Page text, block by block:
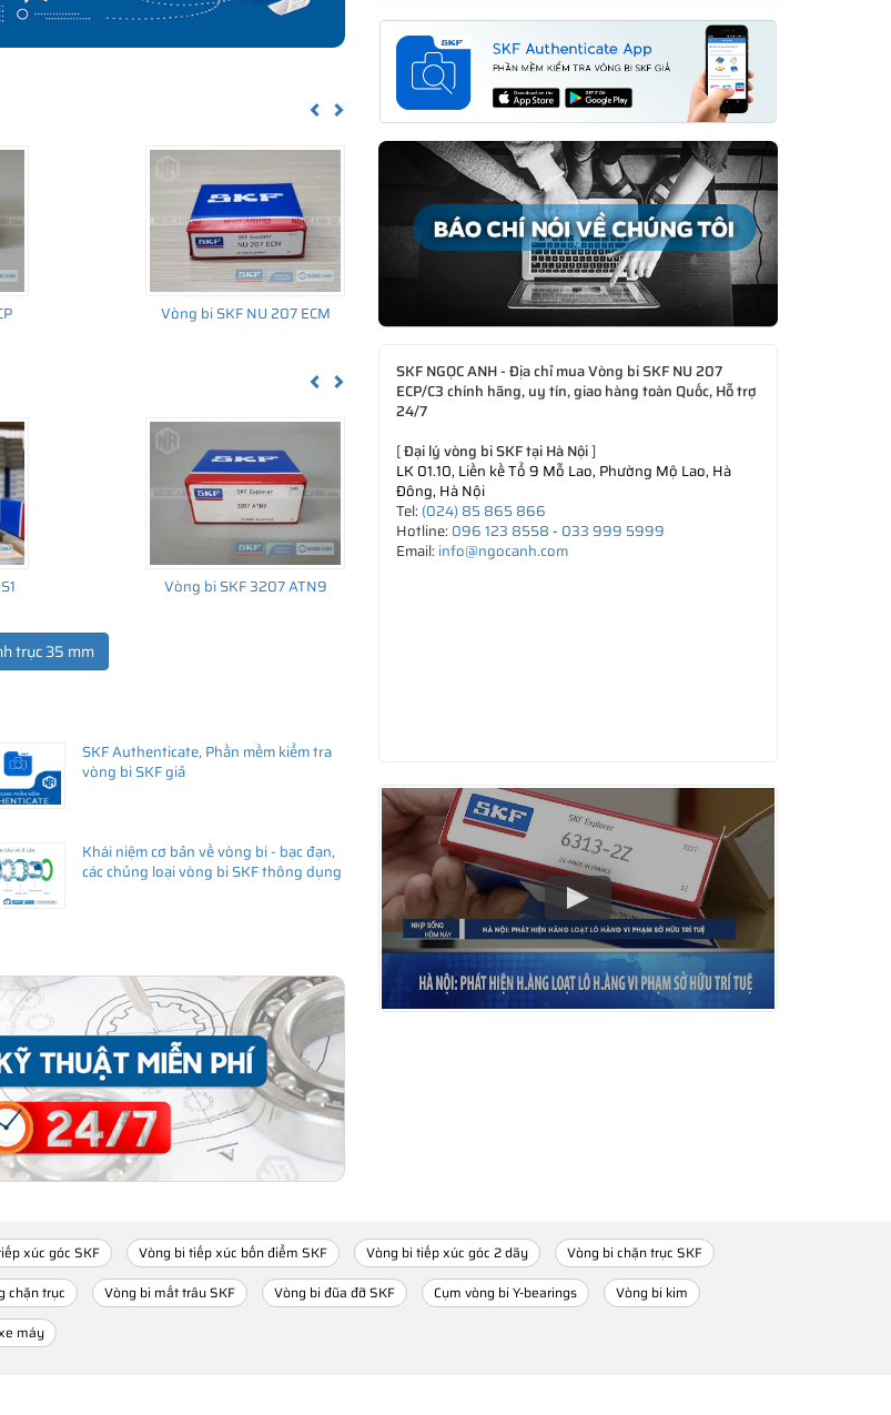
phẩm. Ngoài ra bạn cũng có thể tự kiểm tra
Previous
Vòng bi SKF NU 207 ECM
Previous
Vòng bi SKF 3207 ATN9
trục 35 mm
SKF Authenticate, Phần mềm kiểm tra
vòng bi SKF giả
Khái niệm cơ bản về vòng bi - bạc đạn,
các chủng loại vòng bi SKF thông dụng
SKF NGỌC ANH - Địa chỉ mua Vòng bi SKF NU 207
ECP/C3 chính hãng, uy tín, giao hàng toàn Quốc, Hỗ trợ
24/7
[Đại lý vòng bi SKF tại Hà Nội]
LK 01.10, Liền kề Tổ 9 Mỗ Lao, Phường Mộ Lao, Hà
Đông, Hà Nội
Tel: (024) 85 865 866
Hotline: 096 123 8558- 033 999 5999
Email: info@ngocanh.com
xúc góc SKF Vòng bi tiếp xúc bốn điểm SKF Vòng bi tiếp xúc góc 2 dãy
Vòng bi chặn trục SKF
chặn trục Vòng bi mắt trâu SKF Vòng bi đũa đỡ SKF Cụm vòng bi Y-bearings
Vòng bi kim
máy